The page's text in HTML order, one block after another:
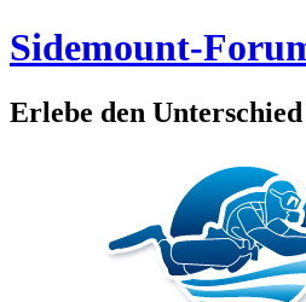
Sidemount-
Erlebe den Unterschied